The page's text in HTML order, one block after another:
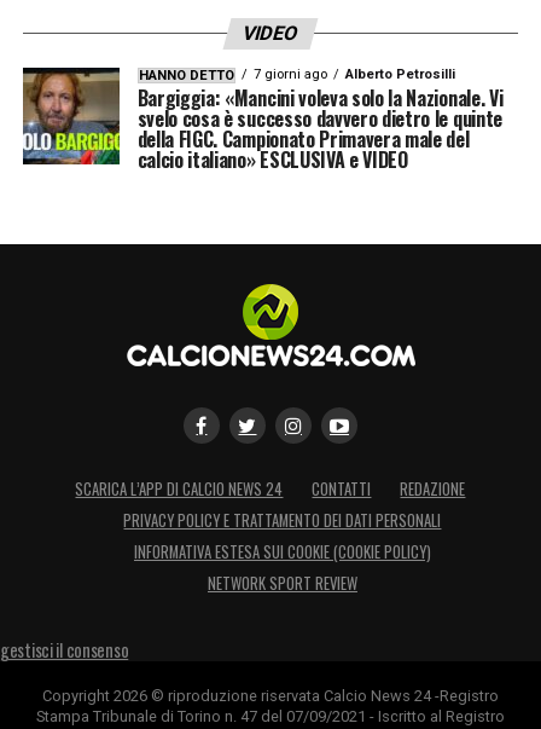
VIDEO
HANNO DETTO 7 giorni ago Alberto Petrosilli
Bargiggia: «Mancini voleva solo la Nazionale. Vi
svelo cosa è successo davvero dietro le quinte
della FIGC. Campionato Primavera male del
calcio italiano» ESCLUSIVA e VIDEO
SCARICA L’APP DI CALCIO NEWS 24 CONTATTI
REDAZIONE
PRIVACY POLICY E TRATTAMENTO DEI DATI PERSONALI
INFORMATIVA ESTESA SUI COOKIE (COOKIE POLICY)
NETWORK SPORT REVIEW
gestisci il consenso
Copyright 2026 © riproduzione riservata Calcio News 24 -Registro
Stampa Tribunale di Torino n. 47 del 07/09/2021 - Iscritto al Registro